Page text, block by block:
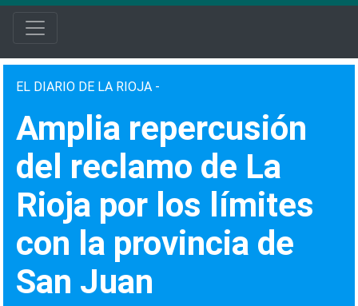
EL DIARIO DE LA RIOJA -
Amplia repercusión
del reclamo de La
Rioja por los límites
con la provincia de
San Juan